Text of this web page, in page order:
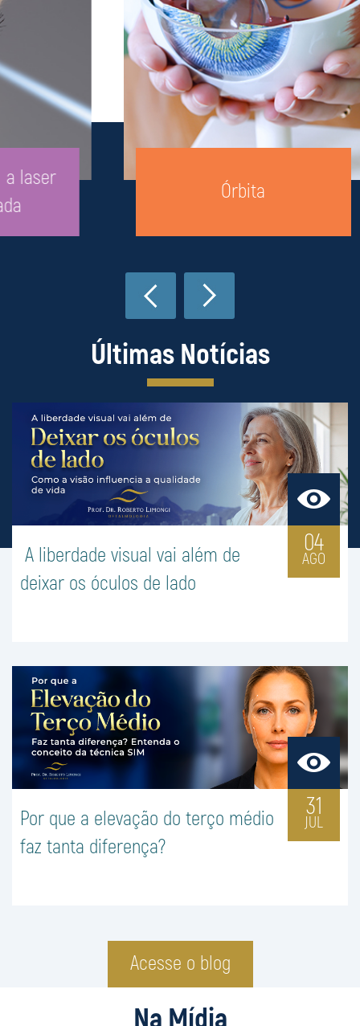
‹ ›
Últimas Notícias
A liberdade visual vai além de
deixar os óculos de lado
04
AGO
Por que a elevação do terço médio
faz tanta diferença?
31
JUL
Acesse o blog